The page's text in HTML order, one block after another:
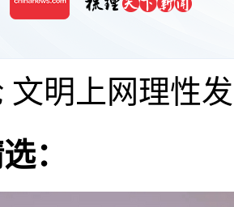
文明上网理性
：